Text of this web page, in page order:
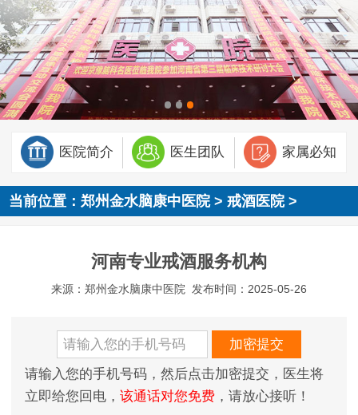
医院简介 医生团队 家属必知
当前位置：郑州金水脑康中医院>戒酒医院>
河南专业戒酒服务机构
来源：郑州金水脑康中医院 发布时间：2025-05-26
请输入您的手机号码，然后点击加密提交，医生将
立即给您回电， 该通话对您免费，请放心接听！